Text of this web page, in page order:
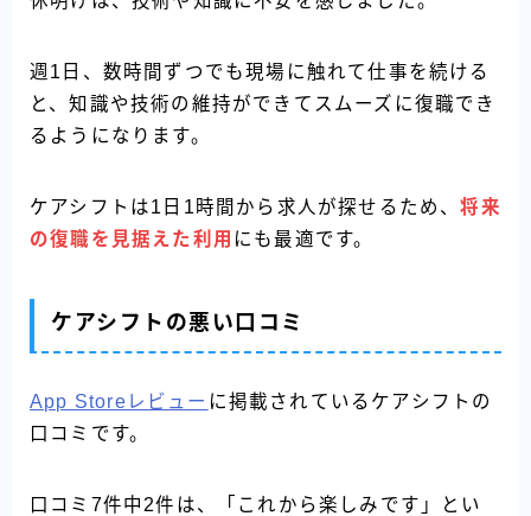
週1日、数時間ずつでも現場に触れて仕事を続ける
と、知識や技術の維持ができてスムーズに復職でき
るようになります。
ケアシフトは1日1時間から求人が探せるため、将来
の復職を見据えた利用 にも最適です。
ケアシフトの悪い口コミ
App Storeレビュー に掲載されているケアシフトの
口コミです。
口コミ7件中2件は、「これから楽しみです」とい